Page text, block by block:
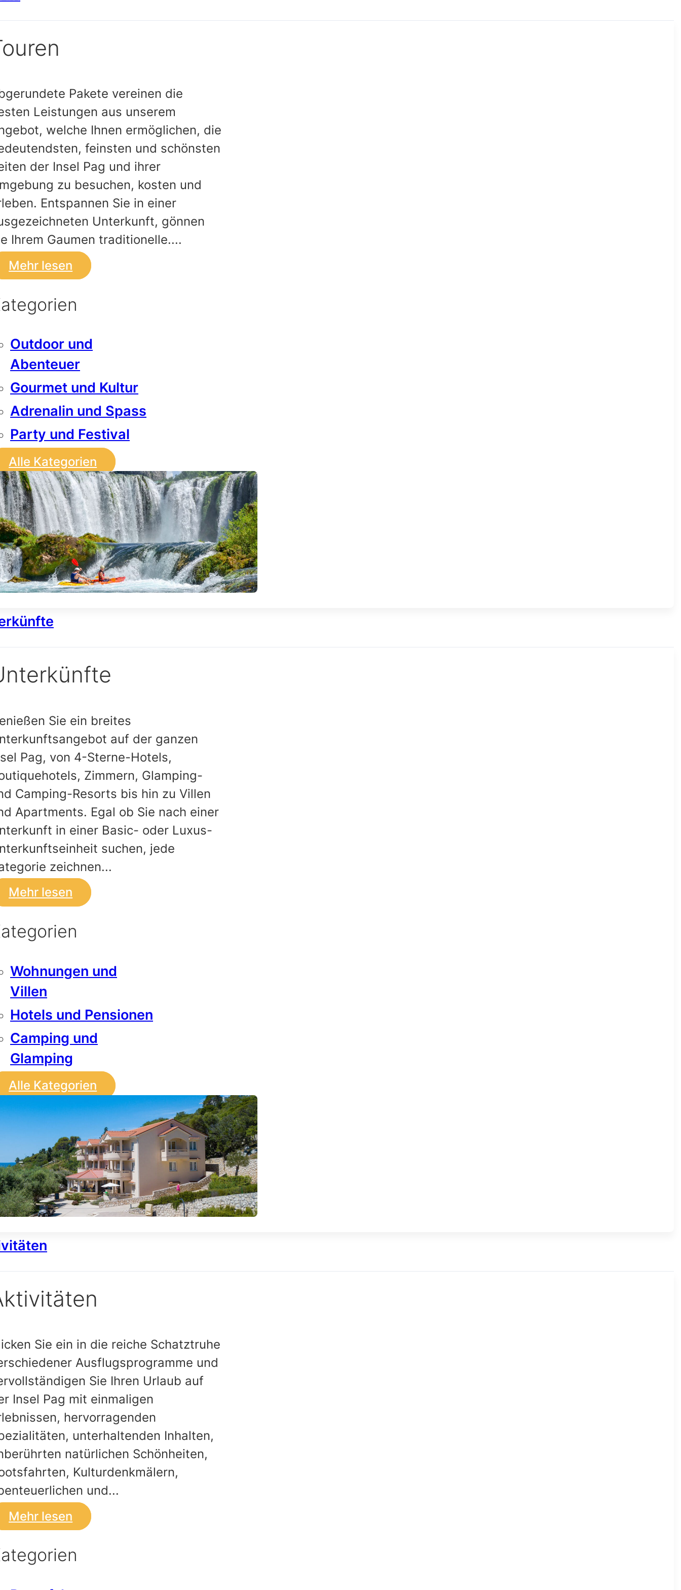
Pakete vereinen die
Leistungen aus unserem
welche Ihnen ermöglichen, die
feinsten und schönsten
der Insel Pag und ihrer
zu besuchen, kosten und
Entspannen Sie in einer
Unterkunft, gönnen
Ihrem Gaumen traditionelle....
Mehr lesen
Outdoor und
Abenteuer
Gourmet und Kultur
Adrenalin und Spass
Party und Festival
Alle Kategorien
Sie ein breites
auf der ganzen
Pag, von 4-Sterne-Hotels,
Zimmern, Glamping-
Camping-Resorts bis hin zu Villen
Apartments. Egal ob Sie nach einer
in einer Basic- oder Luxus-
suchen, jede
zeichnen...
Mehr lesen
Wohnungen und
Villen
Hotels und Pensionen
Camping und
Glamping
Alle Kategorien
Sie ein in die reiche Schatztruhe
Ausflugsprogramme und
Sie Ihren Urlaub auf
Insel Pag mit einmaligen
hervorragenden
unterhaltenden Inhalten,
natürlichen Schönheiten,
Kulturdenkmälern,
und...
Mehr lesen